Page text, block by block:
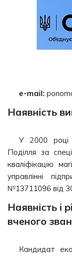
e-mail:
Наявність
У 2000 році
Поділля за
кваліфікацію
управлінні
№13711096 від
Наявність і
вченого
Кандидат